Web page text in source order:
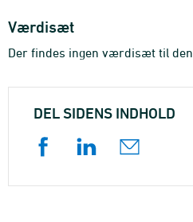
Værdisæt
Der findes ingen værdisæt til
DEL SIDENS INDHOLD